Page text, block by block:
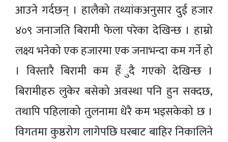
आउने गर्दछन् । हालैको तथ्यांकअनुसार दुई हजार
४०९ जनाजति बिरामी फेला परेका देखिन्छ । हाम्रो
लक्ष्य भनेको एक हजारमा एक जनाभन्दा कम गर्ने हो
। विस्तारै बिरामी कम हँुदै गएको देखिन्छ ।
बिरामीहरु लुकेर बसेको अवस्था पनि हुन सक्दछ,
तथापि पहिलाको तुलनामा धेरै कम भइसकेको छ ।
विगतमा कुष्ठरोग लागेपछि घरबाट बाहिर निकालिने